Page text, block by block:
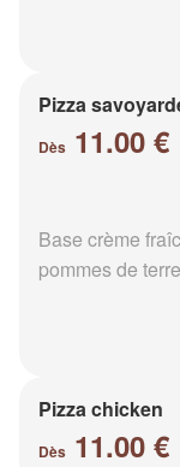
Pizza
Dès 11.00 €
Base crème
pommes de
Pizza chicken
Dès 11.00 €